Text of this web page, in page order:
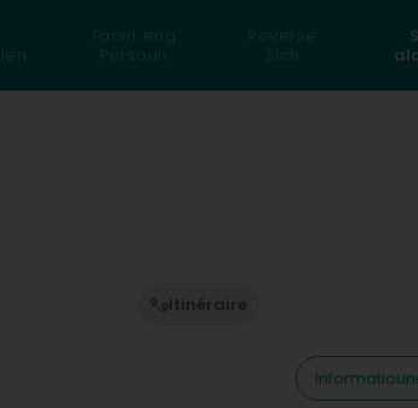
Fannt eng
Persoun
Reverse
Sich
Itinéraire